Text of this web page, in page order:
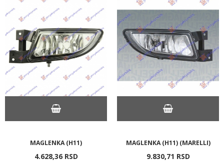
MAGLENKA (H11)
4.628,36 RSD
MAGLENKA (H11) (MARELLI)
9.830,71 RSD